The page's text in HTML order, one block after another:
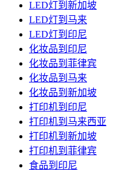
LED灯到新加坡
LED灯到马来
LED灯到印尼
化妆品到印尼
化妆品到菲律宾
化妆品到马来
化妆品到新加坡
打印机到印尼
打印机到马来西亚
打印机到新加坡
打印机到菲律宾
食品到印尼